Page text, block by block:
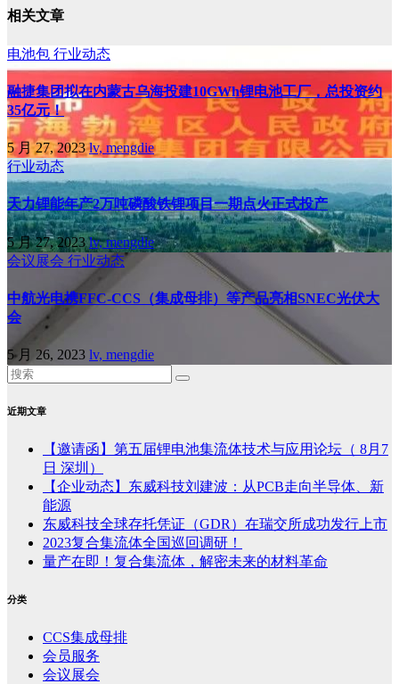
相关文章
电池包 行业动态
融捷集团拟在内蒙古乌海投建10GWh锂电池工厂，总投资约
35亿元！
5 月 27, 2023lv, mengdie
行业动态
天力锂能年产2万吨磷酸铁锂项目一期点火正式投产
5 月 27, 2023lv, mengdie
会议展会 行业动态
中航光电携FFC-CCS（集成母排）等产品亮相SNEC光伏大
会
5 月 26, 2023 lv, mengdie
近期文章
【邀请函】第五届锂电池集流体技术与应用论坛（ 8月7
日 深圳）
【企业动态】东威科技刘建波：从PCB走向半导体、新
能源
东威科技全球存托凭证（GDR）在瑞交所成功发行上市
2023复合集流体全国巡回调研！
量产在即！复合集流体，解密未来的材料革命
分类
CCS集成母排
会员服务
会议展会